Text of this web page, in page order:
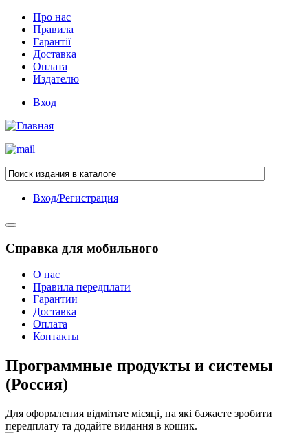
Про нас
Правила
Гарантії
Доставка
Оплата
Издателю
Вход
Вход/Регистрация
Справка для мобильного
О нас
Правила передплати
Гарантии
Доставка
Оплата
Контакты
Программные продукты и системы
(Россия)
Для оформления відмітьте місяці, на які бажаєте зробити
передплату та додайте видання в кошик.